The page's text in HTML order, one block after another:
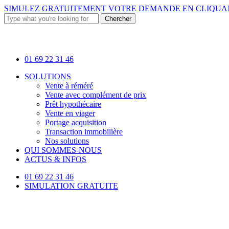
Skip
to
main
SIMULEZ GRATUITEMENT VOTRE DEMANDE EN
Chercher
01 69 22 31 46
Menu
SOLUTIONS
Vente à réméré
Vente avec complément de prix
Prêt hypothécaire
Vente en viager
Portage acquisition
Transaction immobilière
Nos solutions
QUI SOMMES-NOUS
ACTUS & INFOS
01 69 22 31 46
SIMULATION GRATUITE